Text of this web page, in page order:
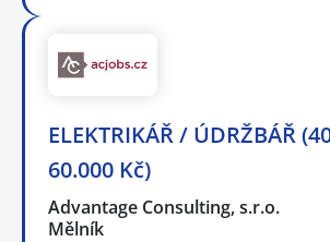
ELEKTRIKÁŘ / ÚDRŽBÁŘ
60.000 Kč)
Advantage Consulting, s.r.o.
Mělník